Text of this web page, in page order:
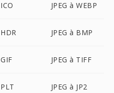
JPEG à WEBP
JPEG à BMP
JPEG à TIFF
JPEG à JP2